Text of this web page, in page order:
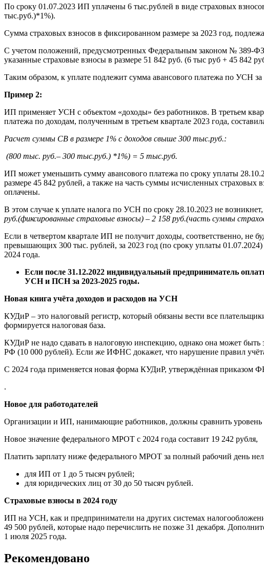
По сроку 01.07.2023 ИП уплачены 6 тыс.рублей в виде страховых
тыс.руб.)*1%).
Сумма страховых взносов в фиксированном размере за 2023 год,
С учетом положений, предусмотренных Федеральным законом № 389-
указанные страховые взносы в размере 51 842 руб. (6 тыс руб + 45 842
Таким образом, к уплате подлежит сумма авансового платежа по УСН
Пример 2:
ИП применяет УСН с объектом «доходы» без работников. В третьем
платежа по доходам, полученным в третьем квартале 2023 года,
Расчет суммы СВ в размере 1% с доходов свыше 300 тыс.руб.:
(800 тыс. руб.– 300 тыс.руб.) *1%) = 5 тыс.руб.
ИП может уменьшить сумму авансового платежа по сроку уплаты
размере 45 842 рублей, а также на часть суммы исчисленных
оплачены.
В этом случае к уплате налога по УСН по сроку 28.10.2023 не
руб.(фиксированные страховые взносы) – 2 158 руб.(часть суммы
Если в четвертом квартале ИП не получит доходы, соответственно, не
превышающих 300 тыс. рублей, за 2023 год (по сроку уплаты 01.07.2024)
2024 года.
Если после 31.12.2022 индивидуальный предприниматель
УСН и ПСН за 2023-2025 годы.
Новая книга учёта доходов и расходов на УСН
КУДиР – это налоговый регистр, который обязаны вести все
формируется налоговая база.
КУДиР не надо сдавать в налоговую инспекцию, однако она может быть
РФ (10 000 рублей). Если же ИФНС докажет, что нарушение правил
С 2024 года применяется новая форма КУДиР, утверждённая приказом
.
Новое для работодателей
Организации и ИП, нанимающие работников, должны сравнить уровень
Новое значение федерального МРОТ с 2024 года составит 19 242 рубля,
Платить зарплату ниже федерального МРОТ за полный рабочий день
для ИП от 1 до 5 тысяч рублей;
для юридических лиц от 30 до 50 тысяч рублей.
Страховые взносы в 2024 году
ИП на УСН, как и предприниматели на других системах
49 500 рублей, которые надо перечислить не позже 31 декабря.
1 июля 2025 года.
Рекомендовано